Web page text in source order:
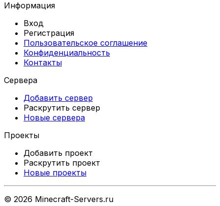
Информация
Вход
Регистрация
Пользовательское соглашение
Конфиденциальность
Контакты
Сервера
Добавить сервер
Раскрутить сервер
Новые сервера
Проекты
Добавить проект
Раскрутить проект
Новые проекты
© 2026 Minecraft-Servers.ru